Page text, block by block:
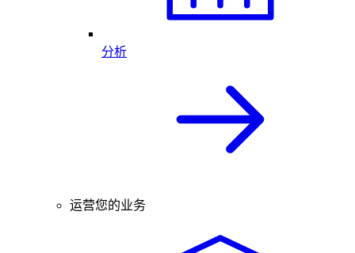
分析
运营您的业务